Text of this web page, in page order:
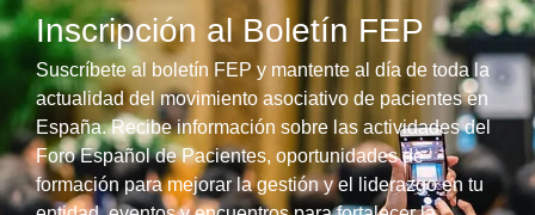
Inscripción al Boletín FEP
Suscríbete al boletín FEP y mantente al día de toda la
actualidad del movimiento asociativo de pacientes en
España. Recibe información sobre las actividades del
Foro Español de Pacientes, oportunidades de
formación para mejorar la gestión y el liderazgo en tu